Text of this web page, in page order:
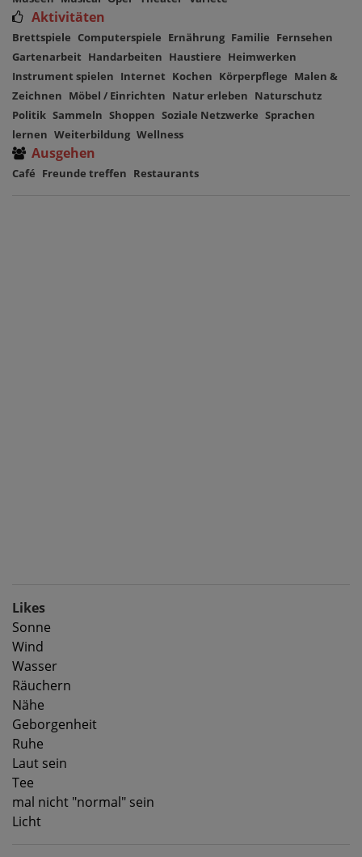
Aktivitäten
Brettspiele Computerspiele Ernährung Familie Fernsehen
Gartenarbeit Handarbeiten Haustiere Heimwerken
Instrument spielen Internet Kochen Körperpflege Malen &
Zeichnen Möbel / Einrichten Natur erleben Naturschutz
Politik Sammeln Shoppen Soziale Netzwerke Sprachen
lernen Weiterbildung Wellness
Ausgehen
Café Freunde treffen Restaurants
Likes
Sonne
Wind
Wasser
Räuchern
Nähe
Geborgenheit
Ruhe
Laut sein
Tee
mal nicht "normal" sein
Licht